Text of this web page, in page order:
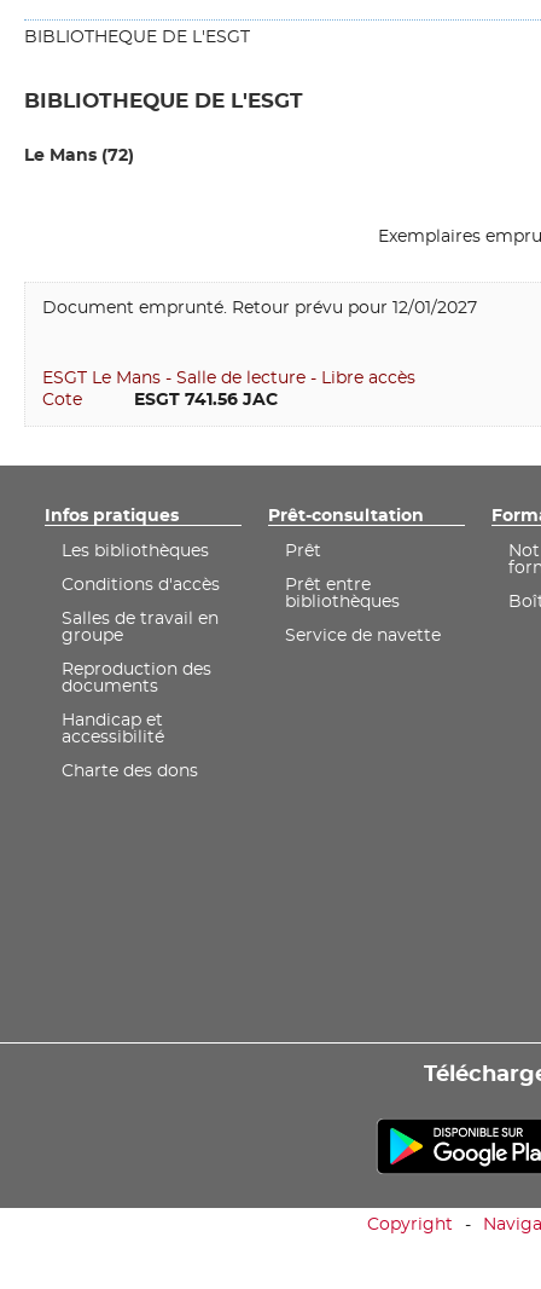
BIBLIOTHEQUE DE L'ESGT
BIBLIOTHEQUE DE L'ESGT
Le Mans (72)
Exemplaires
Document emprunté. Retour prévu pour 12/01/2027
Cote
ESGT Le Mans - Salle de lecture - Libre accès
         ESGT 741.56 JAC
Infos pratiques
Les bibliothèques
Conditions d'accès
Salles de travail en
groupe
Reproduction des
documents
Handicap et
accessibilité
Charte des dons
Prêt-consultation
Prêt
Prêt entre
bibliothèques
Service de navette
Copyright